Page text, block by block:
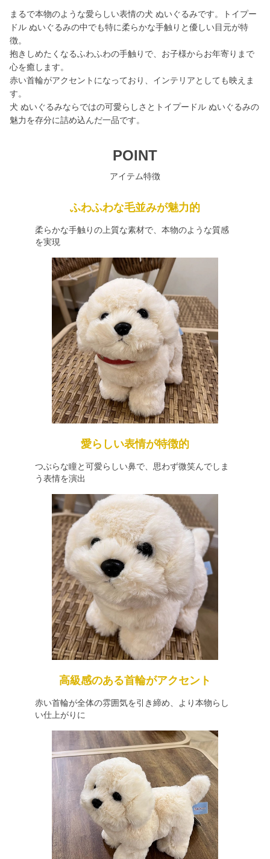
まるで本物のような愛らしい表情の犬 ぬいぐるみです。トイプー
ドル ぬいぐるみの中でも特に柔らかな手触りと優しい目元が特
徴。
抱きしめたくなるふわふわの手触りで、お子様からお年寄りまで
心を癒します。
赤い首輪がアクセントになっており、インテリアとしても映えま
す。
犬 ぬいぐるみならではの可愛らしさとトイプードル ぬいぐるみの
魅力を存分に詰め込んだ一品です。
POINT
アイテム特徴
ふわふわな毛並みが魅力的
柔らかな手触りの上質な素材で、本物のような質感
を実現
愛らしい表情が特徴的
つぶらな瞳と可愛らしい鼻で、思わず微笑んでしま
う表情を演出
高級感のある首輪がアクセント
赤い首輪が全体の雰囲気を引き締め、より本物らし
い仕上がりに